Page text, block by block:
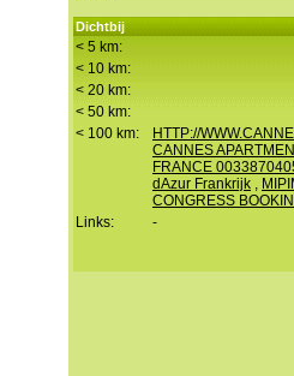
Dichtbij
< 5 km:
< 10 km:
< 20 km:
< 50 km:
< 100 km:
HTTP://
CANNES
FRANCE
dAzur Frankrijk ,
CONGRESS
Links:
-